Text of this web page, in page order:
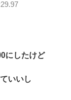
にしたけど
いいし